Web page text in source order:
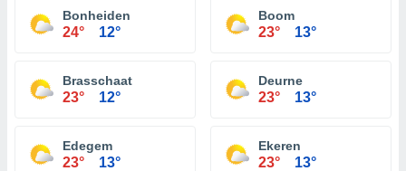
Bonheiden
24° 12°
Boom
23° 13°
Brasschaat
23° 12°
Deurne
23° 13°
Edegem
23° 13°
Ekeren
23° 13°